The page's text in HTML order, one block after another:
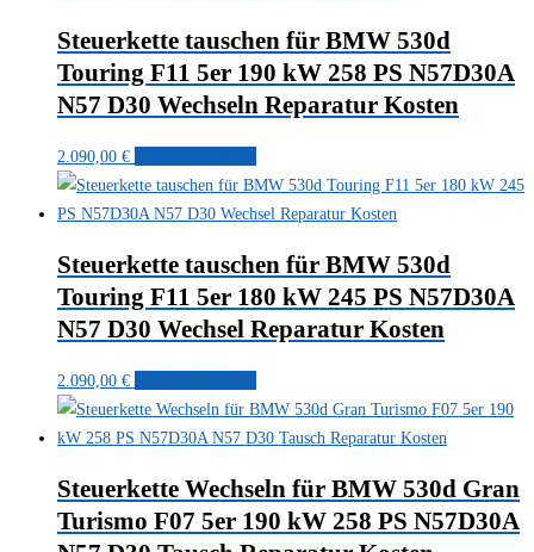
Steuerkette tauschen für BMW 530d
Touring F11 5er 190 kW 258 PS N57D30A
N57 D30 Wechseln Reparatur Kosten
2.090,00 €
Steuerkette tauschen für BMW 530d
Touring F11 5er 180 kW 245 PS N57D30A
N57 D30 Wechsel Reparatur Kosten
2.090,00 €
Steuerkette Wechseln für BMW 530d Gran
Turismo F07 5er 190 kW 258 PS N57D30A